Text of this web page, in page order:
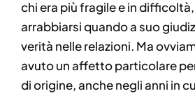
chi era più fragile e in
arrabbiarsi quando a suo
verità nelle relazioni. Ma
avuto un affetto particolare
di origine, anche negli anni in